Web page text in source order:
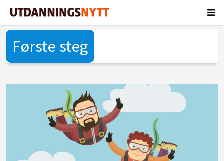
Første steg